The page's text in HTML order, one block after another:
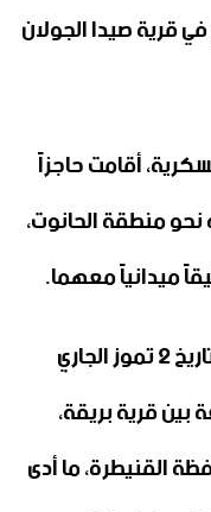
قرية صيدا الجولان
أقامت حاجزاً
منطقة الحانوت،
ميدانياً معهما.‏
وكان الاحتلال الإسرائيلي استهدف بتاريخ 2 تموز الجاري
قرية بريقة،
القنيطرة، ما أدى